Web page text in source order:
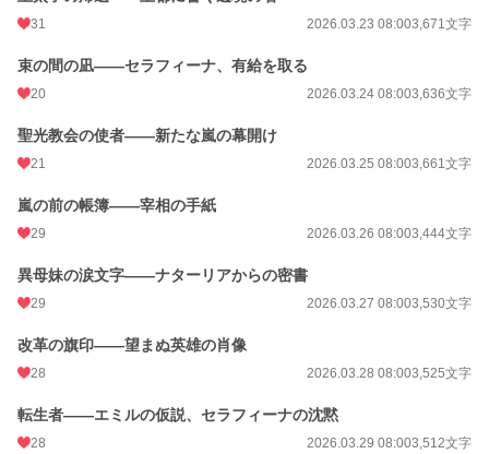
31 2026.03.23 08:003,671文字
束の間の凪——セラフィーナ、有給を取る
20 2026.03.24 08:003,636文字
聖光教会の使者——新たな嵐の幕開け
21 2026.03.25 08:003,661文字
嵐の前の帳簿——宰相の手紙
29 2026.03.26 08:003,444文字
異母妹の涙文字——ナターリアからの密書
29 2026.03.27 08:003,530文字
改革の旗印——望まぬ英雄の肖像
28 2026.03.28 08:003,525文字
転生者——エミルの仮説、セラフィーナの沈黙
28 2026.03.29 08:003,512文字